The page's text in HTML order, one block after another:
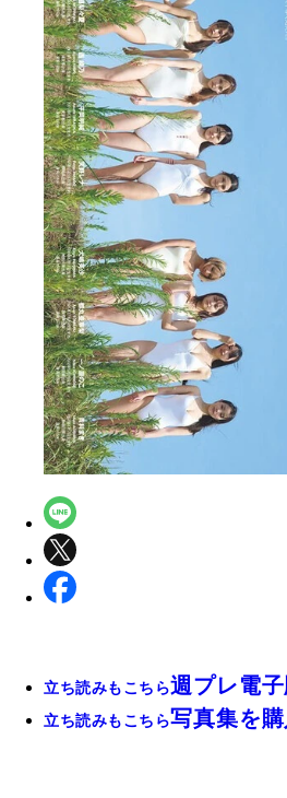
立ち読みもこちら週プレ電
立ち読みもこちら写真集を購